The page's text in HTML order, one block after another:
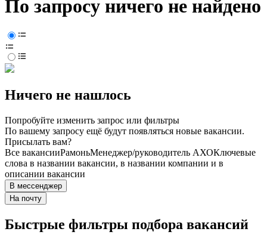
По запросу ничего не найдено
Ничего не нашлось
Попробуйте изменить запрос или фильтры
По вашему запросу ещё будут появляться новые вакансии.
Присылать вам?
Все вакансииРамоньМенеджер/руководитель АХОКлючевые
слова в названии вакансии, в названии компании и в
описании вакансии
В мессенджер
На почту
Быстрые фильтры подбора вакансий